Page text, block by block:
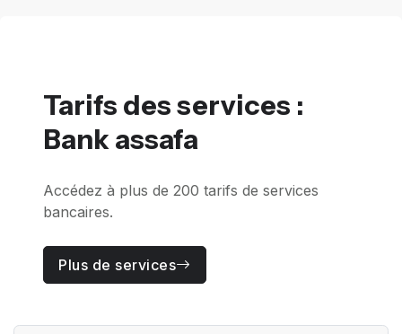
Tarifs des services :
Bank assafa
Accédez à plus de 200 tarifs de services
bancaires.
Plus de services